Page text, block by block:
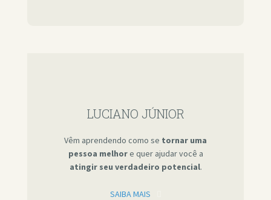
LUCIANO JÚNIOR
Vêm aprendendo como se tornar uma
pessoa melhore quer ajudar você a
atingir seu verdadeiro potencial.
SAIBA MAIS